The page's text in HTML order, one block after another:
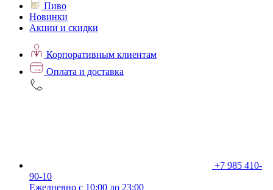
Пиво
Новинки
Акции и скидки
Корпоративным клиентам
Оплата и доставка
+7 985 410-
90-10
Ежедневно с 10:00 до 23:00